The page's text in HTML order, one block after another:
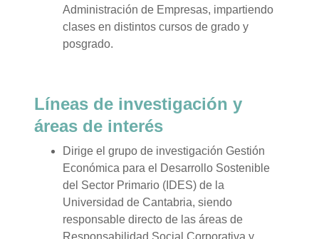
Administración de Empresas, impartiendo
clases en distintos cursos de grado y
posgrado.
Líneas de investigación y
áreas de interés
Dirige el grupo de investigación Gestión
Económica para el Desarrollo Sostenible
del Sector Primario (IDES) de la
Universidad de Cantabria, siendo
responsable directo de las áreas de